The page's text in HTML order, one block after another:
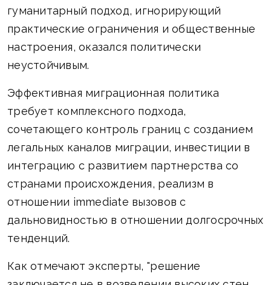
гуманитарный подход, игнорирующий
практические ограничения и общественные
настроения, оказался политически
неустойчивым.
Эффективная миграционная политика
требует комплексного подхода,
сочетающего контроль границ с созданием
легальных каналов миграции, инвестиции в
интеграцию с развитием партнерства со
странами происхождения, реализм в
отношении immediate вызовов с
дальновидностью в отношении долгосрочных
тенденций.
Как отмечают эксперты, "решение